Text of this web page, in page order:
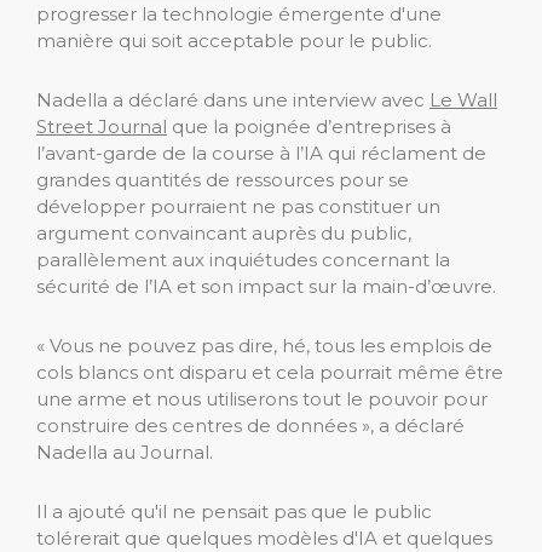
progresser la technologie émergente d'une
manière qui soit acceptable pour le public.
Nadella a déclaré dans une interview avec Le Wall
Street Journal que la poignée d’entreprises à
l’avant-garde de la course à l’IA qui réclament de
grandes quantités de ressources pour se
développer pourraient ne pas constituer un
argument convaincant auprès du public,
parallèlement aux inquiétudes concernant la
sécurité de l’IA et son impact sur la main-d’œuvre.
« Vous ne pouvez pas dire, hé, tous les emplois de
cols blancs ont disparu et cela pourrait même être
une arme et nous utiliserons tout le pouvoir pour
construire des centres de données », a déclaré
Nadella au Journal.
Il a ajouté qu'il ne pensait pas que le public
tolérerait que quelques modèles d'IA et quelques